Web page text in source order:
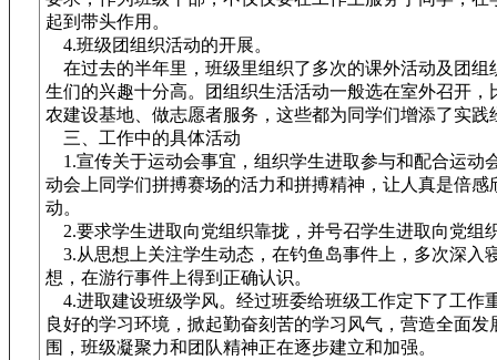
起到带头作用。
4.班级团组织活动的开展。
在过去的半年里，班级里组织了多次的课外活动及团组
生们的兴趣十分高。团组织生活活动一般选在室外召开，
农建设基地、做志愿者服务，这些都为同学们增添了实践
三、工作中的具体活动
1.宣传关于运动会事宜，组织学生进取参与和配合运动
动会上同学们拼搏赛场的活力和拼搏精神，让人真是倍感
动。
2.要求学生进取向党组织靠拢，并号召学生进取向党组
3.从思想上关注学生动态，在钓鱼岛事件上，多次深入
想，在游行事件上得到正确认识。
4.进取建设班级学风。经过班委给班级工作定下了工作
良好的学习环境，掀起勤奋刻苦的学习风气，营造全面发
围，班级凝聚力和团队精神正在逐步建立和加强。